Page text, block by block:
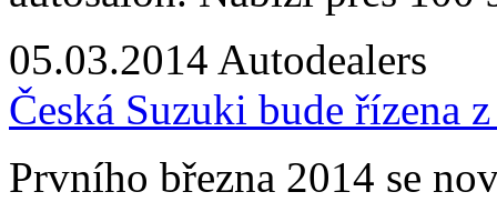
05.03.2014 Autodealers
Česká Suzuki bude řízena
Prvního března 2014 se